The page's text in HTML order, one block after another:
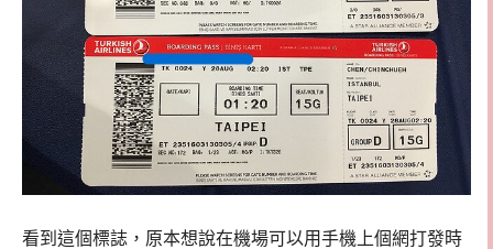
看到這個標誌，原本想說在機場可以用手機上個網打發時